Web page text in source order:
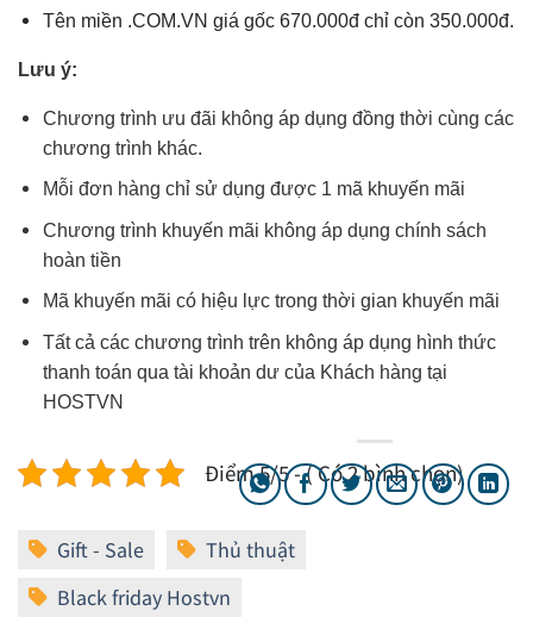
Tên miền .COM.VN giá gốc 670.000đ chỉ còn 350.000đ.
Lưu ý:
Chương trình ưu đãi không áp dụng đồng thời cùng các
chương trình khác.
Mỗi đơn hàng chỉ sử dụng được 1 mã khuyến mãi
Chương trình khuyến mãi không áp dụng chính sách
hoàn tiền
Mã khuyến mãi có hiệu lực trong thời gian khuyến mãi
Tất cả các chương trình trên không áp dụng hình thức
thanh toán qua tài khoản dư của Khách hàng tại
HOSTVN
Điểm 5/5 - ( Có 2 bình chọn)